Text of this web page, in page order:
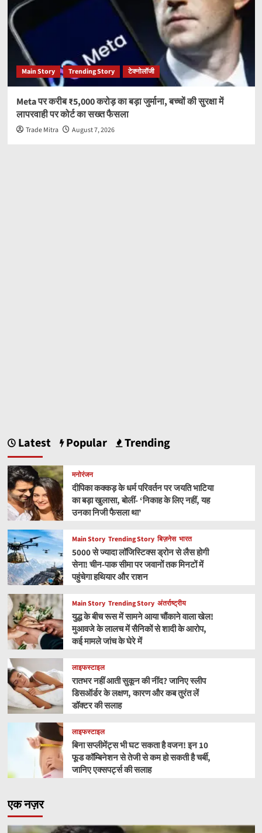
Main Story Trending Story टेक्नोलॉजी
Meta पर करीब ₹5,000 करोड़ का बड़ा जुर्माना, बच्चों की सुरक्षा में
लापरवाही पर कोर्ट का सख्त फैसला
Trade Mitra August 7, 2026
Latest Popular Trending
मनोरंजन
दीपिका कक्कड़ के धर्म परिवर्तन पर जयति भाटिया
का बड़ा खुलासा, बोलीं- ‘निकाह के लिए नहीं, यह
उनका निजी फैसला था’
Main Story Trending Story बिज़नेस भारत
5000 से ज्यादा लॉजिस्टिक्स ड्रोन से लैस होगी
सेना! चीन-पाक सीमा पर जवानों तक मिनटों में
पहुंचेगा हथियार और राशन
Main Story Trending Story अंतर्राष्ट्रीय
युद्ध के बीच रूस में सामने आया चौंकाने वाला खेल!
मुआवजे के लालच में सैनिकों से शादी के आरोप,
कई मामले जांच के घेरे में
लाइफस्टाइल
रातभर नहीं आती सुकून की नींद? जानिए स्लीप
डिसऑर्डर के लक्षण, कारण और कब तुरंत लें
डॉक्टर की सलाह
लाइफस्टाइल
बिना सप्लीमेंट्स भी घट सकता है वजन! इन 10
फूड कॉम्बिनेशन से तेजी से कम हो सकती है चर्बी,
जानिए एक्सपर्ट्स की सलाह
एक नज़र